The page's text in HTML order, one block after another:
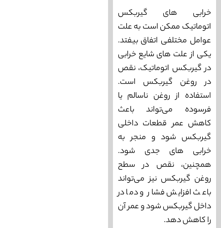
خرابی ‌های گیربکس
اتوماتیک ممکن است به علت
عوامل مختلفی اتفاق بیفتد.
یکی از علت‌ های شایع خرابی
در گیربکس اتوماتیک، نقص
در روغن گیربکس است.
استفاده از روغن ناسالم یا
فرسوده می‌‌تواند باعث
کاهش عمر قطعات داخلی
گیربکس شود و منجر به
خرابی های جدی شود.
همچنین، نقص در سطح
روغن گیربکس نیز می‌‌تواند
باعث افزایش فشار و دما در
داخل گیربکس شود و عمر آن
را کاهش دهد.